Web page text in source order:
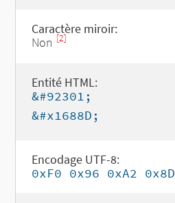
Caractère miroir:
Non [2]
Entité HTML:
&#92301;
&#x1688D;
Encodage UTF-8:
0xF0 0x96 0xA2 0x8D